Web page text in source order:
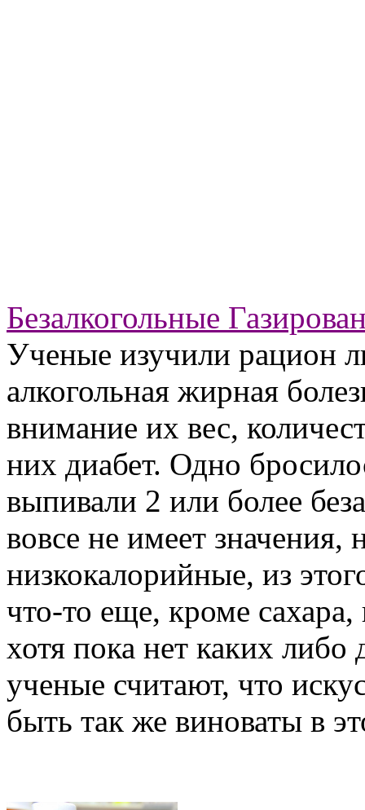
Безалкогольные
Ученые изучили рацион
алкогольная жирная
внимание их вес,
них диабет. Одно
выпивали 2 или более
вовсе не имеет
низкокалорийные, из
что-то еще, кроме сахара,
хотя пока нет каких либо
ученые считают, что
быть так же виноваты в